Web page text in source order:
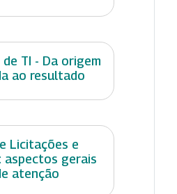
TI - Da origem
ao resultado
Licitações e
aspectos gerais
atenção